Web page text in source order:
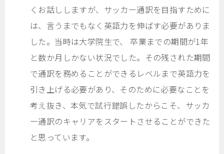
くお話ししますが、サッカー通訳を目指すために
は、言うまでもなく英語力を伸ばす必要がありま
した。当時は大学院生で、 卒業までの期間が1年
と数か月しかない状況でした。その残された期間
で通訳を務めることができるレベルまで英語力を
引き上げる必要があり、そのために必要なことを
考え抜き、本気で試行錯誤したからこそ、サッカ
ー通訳のキャリアをスタートさせることができた
と思っています。